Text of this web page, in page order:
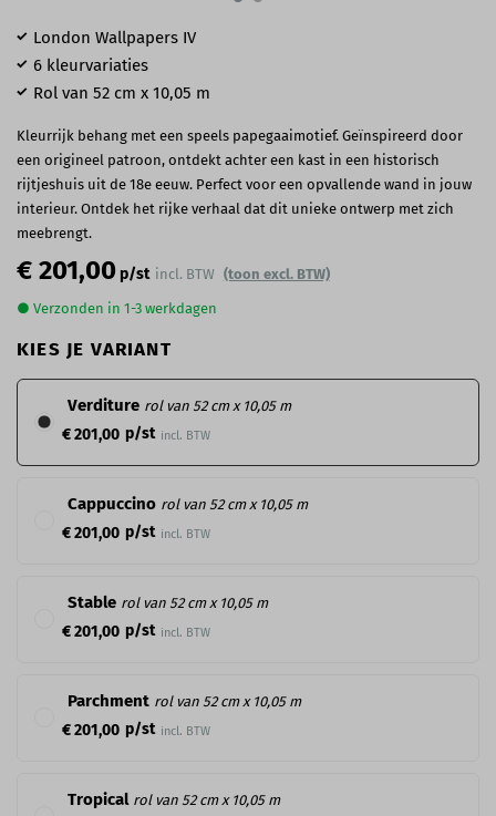
€ 201,00p/st incl. BTW (toon excl. BTW)
● Verzonden in 1-3 werkdagen
KIES JE VARIANT
Verditure rol van 52 cm x 10,05 m
€ 201,00 p/st incl. BTW
Cappuccino rol van 52 cm x 10,05 m
€ 201,00 p/st incl. BTW
Stable rol van 52 cm x 10,05 m
€ 201,00 p/st incl. BTW
Parchment rol van 52 cm x 10,05 m
€ 201,00 p/st incl. BTW
Tropical rol van 52 cm x 10,05 m
London Wallpapers IV
6 kleurvariaties
Rol van 52 cm x 10,05 m
Kleurrijk behang met een speels papegaaimotief. Geïnspireerd door
een origineel patroon, ontdekt achter een kast in een historisch
rijtjeshuis uit de 18e eeuw. Perfect voor een opvallende wand in jouw
interieur. Ontdek het rijke verhaal dat dit unieke ontwerp met zich
meebrengt.